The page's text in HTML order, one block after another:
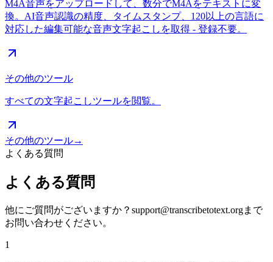
M4A音声をアップロードして、数分でM4Aをテキストに変
換。AI音声認識の精度、タイムスタンプ、120以上の言語に
対応した編集可能な音声文字起こしを取得 - 登録不要。
その他のツール
すべての文字起こしツールを閲覧。
その他のツール→
よくある質問
よくある質問
他にご質問がございますか？ support@transcribetotext.orgまで
お問い合わせください。
1